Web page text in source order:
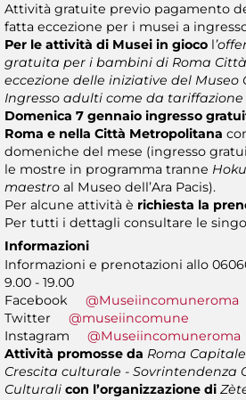
Attività gratuite previo pagamento
fatta eccezione per i musei a
Per le attività di Musei in gioco l
gratuita per i bambini di Roma
eccezione delle iniziative del Museo
Ingresso adulti come da
Domenica 7 gennaio ingresso
Roma e nella Città Metropolitana
domeniche del mese (ingresso
le mostre in programma tranne
maestro al Museo dell’Ara Pacis).
Per alcune attività è richiesta la
Per tutti i dettagli consultare le
Informazioni
Informazioni e prenotazioni allo
9.00 - 19.00
Facebook @Museiincomuneroma
Twitter @museiincomune
Instagram @Museiincomuneroma
Attività promosse da Roma Capitale
Crescita culturale - Sovrintendenza
Culturali con l’organizzazione di